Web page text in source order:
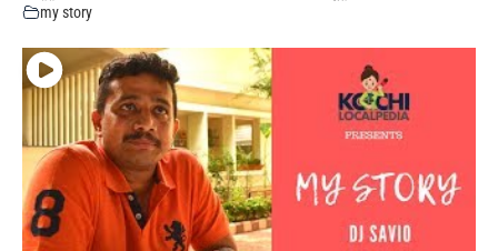
my story